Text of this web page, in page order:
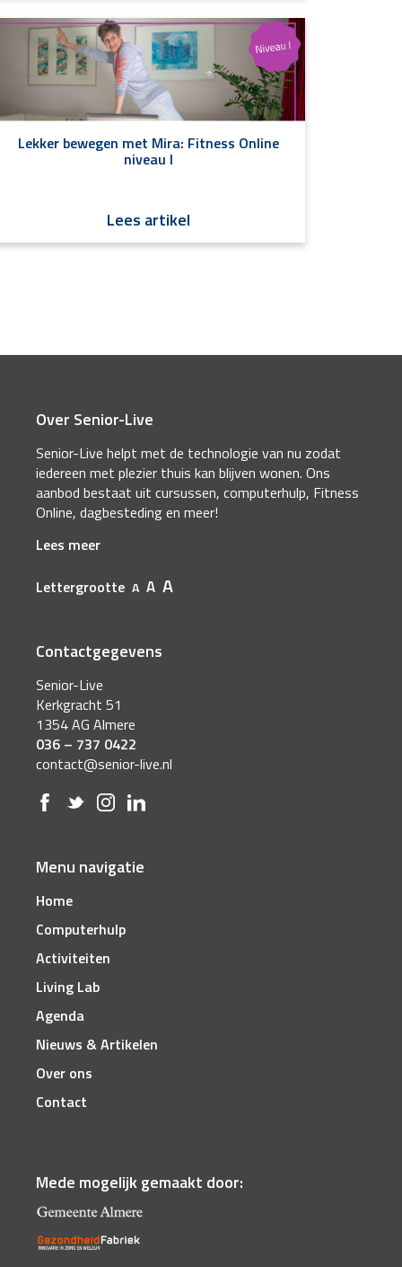
Lekker bewegen met Mira: Fitness Online
niveau I
Lees artikel
Over Senior-Live
Senior-Live helpt met de technologie van nu zodat
iedereen met plezier thuis kan blijven wonen. Ons
aanbod bestaat uit cursussen, computerhulp, Fitness
Online, dagbesteding en meer!
Lees meer
Lettergrootte A A A
Contactgegevens
Senior-Live
Kerkgracht 51
1354 AG Almere
036 – 737 0422
contact@senior-live.nl
Menu navigatie
Home
Computerhulp
Activiteiten
Living Lab
Agenda
Nieuws & Artikelen
Over ons
Contact
Mede mogelijk gemaakt door: